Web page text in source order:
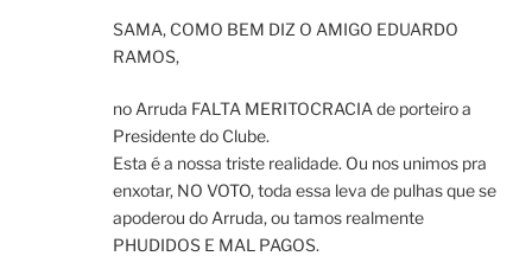
SAMA, COMO BEM DIZ O AMIGO EDUARDO
RAMOS,
no Arruda FALTA MERITOCRACIA de porteiro a
Presidente do Clube.
Esta é a nossa triste realidade. Ou nos unimos pra
enxotar, NO VOTO, toda essa leva de pulhas que se
apoderou do Arruda, ou tamos realmente
PHUDIDOS E MAL PAGOS.